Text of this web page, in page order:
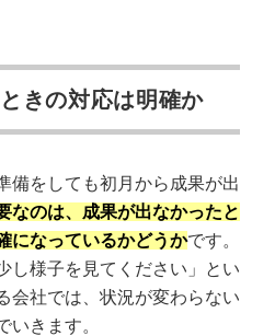
きの対応は明確か
備をしても初月から成果が出
なのは、成果が出なかったと
になっているかどうかです。
し様子を見てください」とい
会社では、状況が変わらない
いきます。